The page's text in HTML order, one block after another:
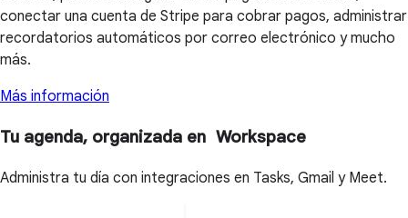
conectar una cuenta de Stripe para cobrar pagos, administrar
recordatorios automáticos por correo electrónico y mucho
más.
Más información
Tu agenda, organizada en Workspace
Administra tu día con integraciones en Tasks, Gmail y Meet.